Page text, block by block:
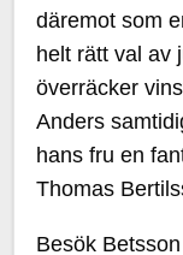
däremot som
helt rätt val av
överräcker
Anders
hans fru en
Thomas
Besök